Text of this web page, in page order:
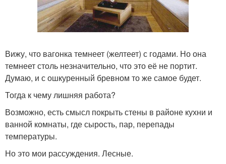
Вижу, что вагонка темнеет (желтеет) с годами. Но она
темнеет столь незначительно, что это её не портит.
Думаю, и с ошкуренный бревном то же самое будет.
Тогда к чему лишняя работа?
Возможно, есть смысл покрыть стены в районе кухни и
ванной комнаты, где сырость, пар, перепады
температуры.
Но это мои рассуждения. Лесные.